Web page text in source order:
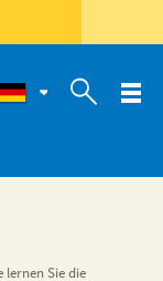

lernen Sie die